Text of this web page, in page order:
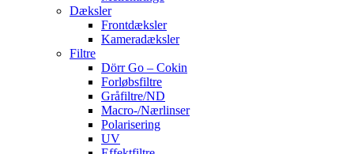
Dæksler
Frontdæksler
Kameradæksler
Filtre
Dörr Go – Cokin
Forløbsfiltre
Gråfiltre/ND
Macro-/Nærlinser
Polarisering
UV